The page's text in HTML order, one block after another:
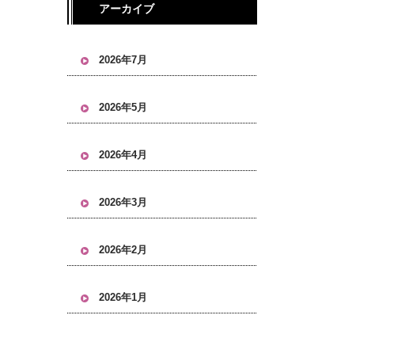
アーカイブ
2026年7月
2026年5月
2026年4月
2026年3月
2026年2月
2026年1月